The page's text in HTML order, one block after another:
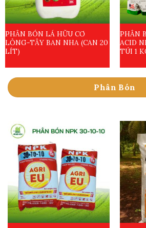
PHÂN BÓN LÁ HỮU CƠ
LỎNG-TÂY BAN NHA (CAN 20
LÍT)
PHÂN
ACID
TÚI 1
Phân Bón